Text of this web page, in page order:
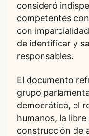
consideró
competentes
con
de identificar y
responsables.
El documento
grupo
democrática, el
humanos, la
construcción de